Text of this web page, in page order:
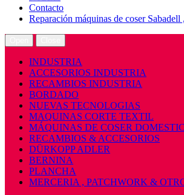
Contacto
Reparación máquinas de coser Sabadell
INDUSTRIA
ACCESORIOS INDUSTRIA
RECAMBIOS INDUSTRIA
BORDADO
NUEVAS TECNOLOGIAS
MAQUINAS CORTE TEXTIL
MÁQUINAS DE COSER
RECAMBIOS & ACCESORIOS
DÜRKOPP ADLER
BERNINA
PLANCHA
MERCERIA , PATCHWORK &